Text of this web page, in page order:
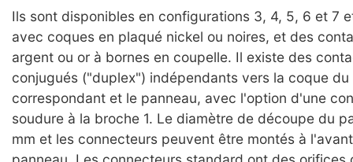
Ils sont disponibles en configurations 3, 4, 5, 6 et 7
avec coques en plaqué nickel ou noires, et des
argent ou or à bornes en coupelle. Il existe des
conjugués ("duplex") indépendants vers la coque
correspondant et le panneau, avec l'option d'une
soudure à la broche 1. Le diamètre de découpe du
mm et les connecteurs peuvent être montés à